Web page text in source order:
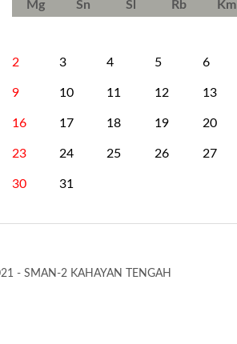
Mg Sn Sl Rb Km
2 3 4 5 6
9 10 11 12 13
16 17 18 19 20
23 24 25 26 27
30 31
- SMAN-2 KAHAYAN TENGAH